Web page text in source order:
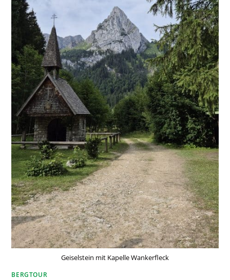
Geiselstein mit Kapelle Wankerfleck
BERGTOUR